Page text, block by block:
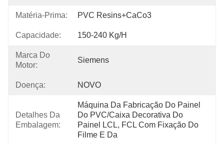
Matéria-Prima: PVC Resins+CaCo3
Capacidade: 150-240 Kg/h
Marca Do
Motor:
Siemens
Doença: NOVO
Detalhes Da
Embalagem:
Máquina Da Fabricação Do Painel
Do PVC/caixa Decorativa Do
Painel LCL, FCL Com Fixação Do
Filme E Da